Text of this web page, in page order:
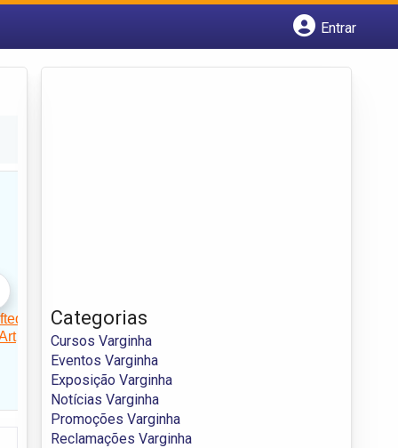
Entrar
Categorias
Cursos Varginha
Eventos Varginha
Exposição Varginha
Notícias Varginha
Promoções Varginha
Reclamações Varginha